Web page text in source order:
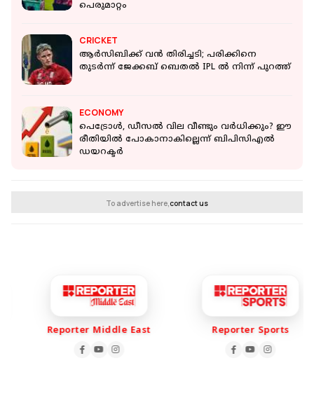
പെരുമാറ്റം
CRICKET
ആര്‍സിബിക്ക് വൻ തിരിച്ചടി; പരിക്കിനെ
തുടര്‍ന്ന് ജേക്കബ് ബെതല്‍ IPL ൽ നിന്ന് പുറത്ത്
ECONOMY
പെട്രോൾ, ഡീസൽ വില വീണ്ടും വർധിക്കും? ഈ
രീതിയിൽ പോകാനാകില്ലെന്ന് ബിപിസിഎൽ
ഡയറക്ടർ
To advertise here,contact us
Reporter Middle East Reporter Sports